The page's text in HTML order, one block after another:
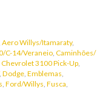
Aero Willys/Itamaraty,
C-14/Veraneio, Caminhões/
Chevrolet 3100 Pick-Up,
, Dodge, Emblemas,
, Ford/Willys, Fusca,